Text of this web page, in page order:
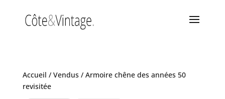
Accueil / Vendus/ Armoire chêne des années 50
revisitée